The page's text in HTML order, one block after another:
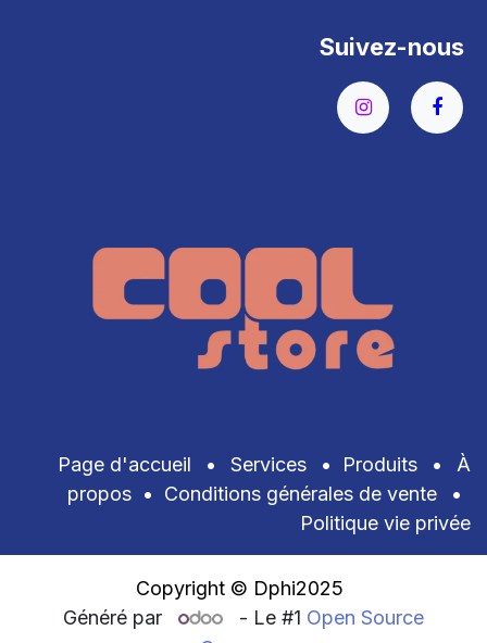
Suivez-nous
Page d'accueil • Services • Produits •
À
propos • Conditions générales de vente
•
Politique vie privée
Copyright © Dphi2025
Généré par
- Le #1 Open Source